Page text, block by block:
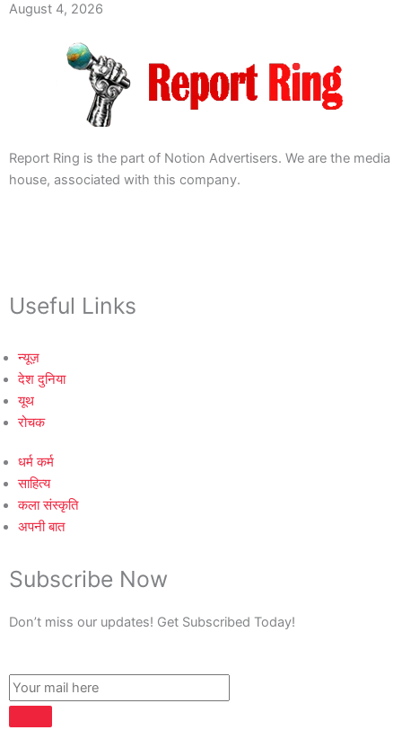
August 4, 2026
Report Ring is the part of Notion Advertisers. We are the media
house, associated with this company.
Useful Links
न्यूज़
देश दुनिया
यूथ
रोचक
धर्म कर्म
साहित्य
कला संस्कृति
अपनी बात
Subscribe Now
Don’t miss our updates! Get Subscribed Today!